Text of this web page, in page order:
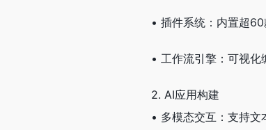
• 插件系统：内置超
• 工作流引擎：可视
2. AI应用构建
• 多模态交互：支持文